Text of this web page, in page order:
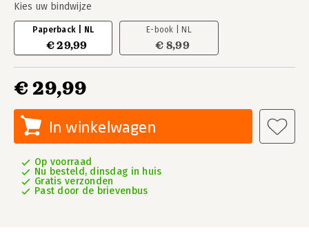
Kies uw bindwijze
Paperback | NL
€ 29,99
E-book | NL
€ 8,99
€ 29,99
In winkelwagen
Op voorraad
Nu besteld, dinsdag in huis
Gratis verzonden
Past door de brievenbus